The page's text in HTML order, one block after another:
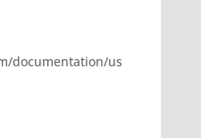
documentation/us